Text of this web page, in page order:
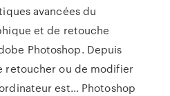
avancées du
et de retouche
Photoshop. Depuis
retoucher ou de modifier
est... Photoshop